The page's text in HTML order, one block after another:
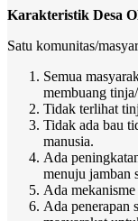
Karakteristik Desa
Satu komunitas/
Semua
membuang
Tidak terlihat
Tidak ada bau
manusia.
Ada
menuju jamban
Ada
Ada penerapan